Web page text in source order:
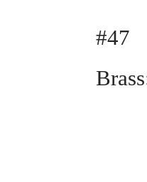
#47